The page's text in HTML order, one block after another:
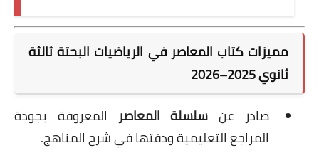
مميزات كتاب المعاصر في الرياضيات البحتة ثالثة
ثانوي 2025–2026
صادر عن سلسلة المعاصر المعروفة بجودة
المراجع التعليمية ودقتها في شرح المناهج.